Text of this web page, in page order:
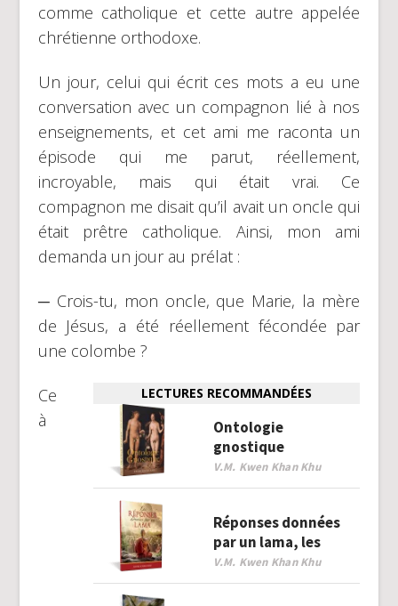
comme catholique et cette autre appelée
chrétienne orthodoxe.
Un jour, celui qui écrit ces mots a eu une
conversation avec un compagnon lié à nos
enseignements, et cet ami me raconta un
épisode qui me parut, réellement,
incroyable, mais qui était vrai. Ce
compagnon me disait qu’il avait un oncle qui
était prêtre catholique. Ainsi, mon ami
demanda un jour au prélat :
─ Crois-tu, mon oncle, que Marie, la mère
de Jésus, a été réellement fécondée par
une colombe ?
LECTURES RECOMMANDÉES
Ontologie
gnostique
V.M. Kwen Khan Khu
Réponses données
par un lama, les
V.M. Kwen Khan Khu
Ce
à